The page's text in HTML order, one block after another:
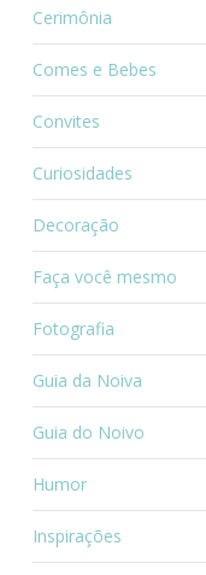
Cerimônia
Comes e Bebes
Convites
Curiosidades
Decoração
Faça você mesmo
Fotografia
Guia da Noiva
Guia do Noivo
Humor
Inspirações